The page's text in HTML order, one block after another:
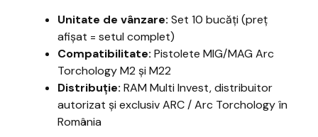
Unitate de vânzare: Set 10 bucăți (preț
afișat = setul complet)
Compatibilitate: Pistolete MIG/MAG Arc
Torchology M2 și M22
Distribuție: RAM Multi Invest, distribuitor
autorizat și exclusiv ARC / Arc Torchology în
România